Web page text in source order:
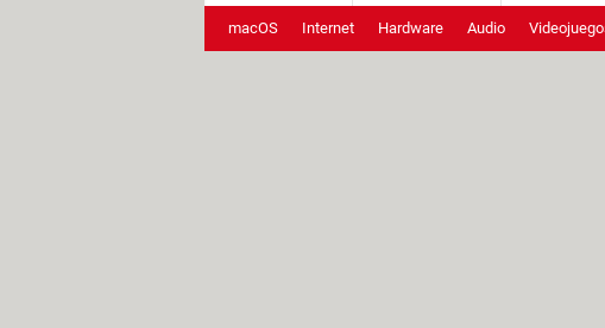
macOS Internet Hardware Audio